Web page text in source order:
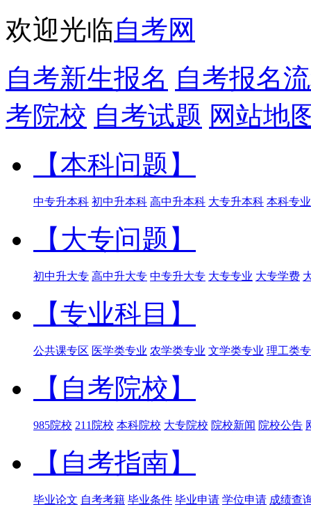
欢迎光临自考网
自考新生报名 自考报名
考院校 自考试题 网站地
【本科问题】
中专升本科 初中升本科 高中升本科 大专升本科 本科专业
【大专问题】
初中升大专 高中升大专 中专升大专 大专专业 大专学费
【专业科目】
公共课专区 医学类专业 农学类专业 文学类专业 理工类
【自考院校】
985院校 211院校 本科院校 大专院校 院校新闻 院校公告
【自考指南】
毕业论文 自考考籍 毕业条件 毕业申请 学位申请 成绩查